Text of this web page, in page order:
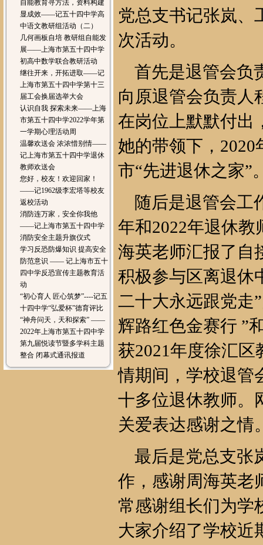
自能教育寻方法，资料构建
显成效——记五十四中学高
中语文教研组活动（二）
几何画板自培 教研组自能发
展——上海市第五十四中学
初高中数学联合教研活动
继往开来，开拓进取——记
上海市第五十四中学第十三
届工会换届选举大会
认识自我 探索未来——上海
市第五十四中学2022学年第
一学期心理活动周
温馨欢送会 浓浓惜别情——
记上海市第五十四中学退休
教师欢送会
您好，校友！欢迎回家！
——记1962级李宏塔等校友
返校活动
消防连万家，安全你我他
——记上海市第五十四中学
消防安全主题升旗仪式
学习反恐防爆知识 提高安全
防范意识 —— 记上海市五十
四中学反恐宣传主题教育活
动
“初心育人 匠心筑梦”----记五
十四中学“弘爱杯”德育评比
“神舟问天，天和探索” ——
2022年上海市第五十四中学
第九届悦读节暨多学科主题
整合 闭幕式通讯报道
党总支书记张岚、
次活动。
首先是退管会负
向原退管会负责人
在岗位上默默付出
她的带领下，2020
市“先进退休之家”
随后是退管会工
年和2022年退休
海英老师汇报了自
积极参与区离退
二十大永远跟党走
辉路红色金赛行 ”
获2021年度徐汇区
情期间，学校退管
十多位退休教师。
关爱表达感谢之情
最后是党总支张
作，感谢周海英老
常感谢组长们为学
大家介绍了学校近